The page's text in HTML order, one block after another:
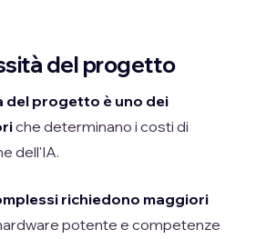
del progetto
del progetto è uno dei
che determinano i costi di
dell'IA.
richiedono maggiori
potente e competenze